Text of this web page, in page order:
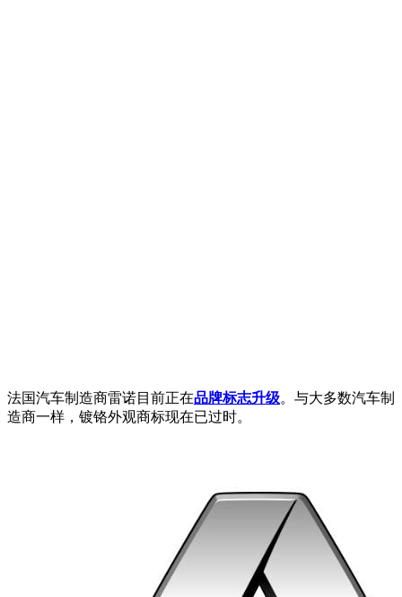
法国汽车制造商雷诺目前正在品牌标志升级。与大多数汽车制
造商一样，镀铬外观商标现在已过时。